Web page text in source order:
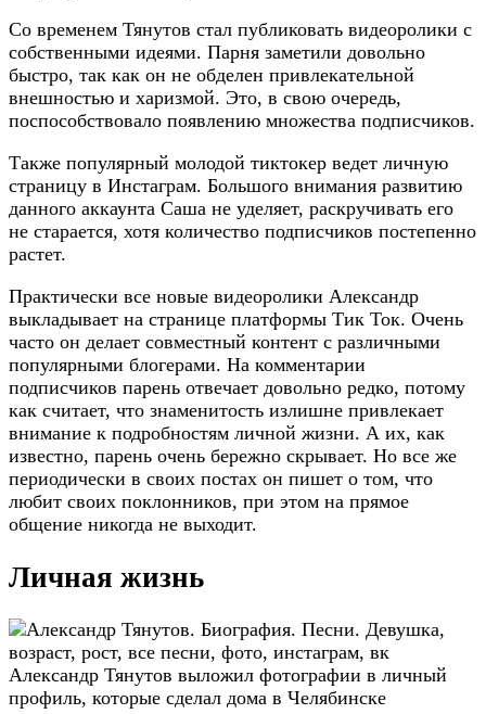
Со временем Тянутов стал публиковать видеоролики с
собственными идеями. Парня заметили довольно
быстро, так как он не обделен привлекательной
внешностью и харизмой. Это, в свою очередь,
поспособствовало появлению множества подписчиков.
Также популярный молодой тиктокер ведет личную
страницу в Инстаграм. Большого внимания развитию
данного аккаунта Саша не уделяет, раскручивать его
не старается, хотя количество подписчиков постепенно
растет.
Практически все новые видеоролики Александр
выкладывает на странице платформы Тик Ток. Очень
часто он делает совместный контент с различными
популярными блогерами. На комментарии
подписчиков парень отвечает довольно редко, потому
как считает, что знаменитость излишне привлекает
внимание к подробностям личной жизни. А их, как
известно, парень очень бережно скрывает. Но все же
периодически в своих постах он пишет о том, что
любит своих поклонников, при этом на прямое
общение никогда не выходит.
Личная жизнь
Александр Тянутов выложил фотографии в личный
профиль, которые сделал дома в Челябинске